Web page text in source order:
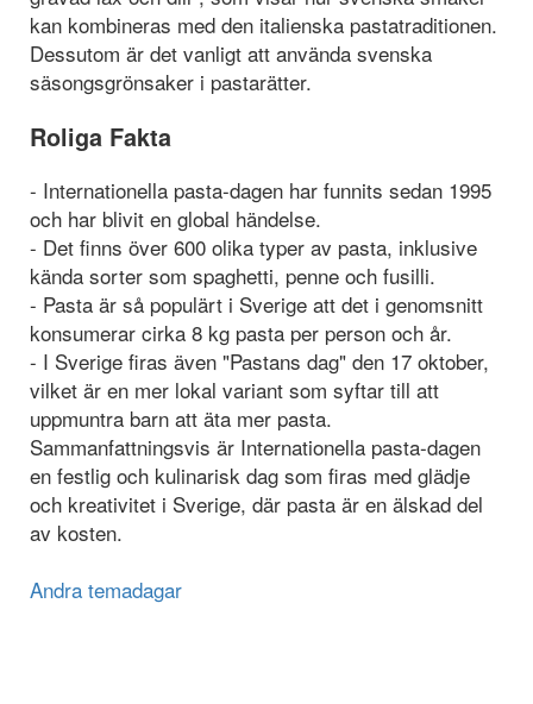
kan kombineras med den italienska pastatraditionen.
Dessutom är det vanligt att använda svenska
säsongsgrönsaker i pastarätter.
Roliga Fakta
- Internationella pasta-dagen har funnits sedan 1995
och har blivit en global händelse.
- Det finns över 600 olika typer av pasta, inklusive
kända sorter som spaghetti, penne och fusilli.
- Pasta är så populärt i Sverige att det i genomsnitt
konsumerar cirka 8 kg pasta per person och år.
- I Sverige firas även "Pastans dag" den 17 oktober,
vilket är en mer lokal variant som syftar till att
uppmuntra barn att äta mer pasta.
Sammanfattningsvis är Internationella pasta-dagen
en festlig och kulinarisk dag som firas med glädje
och kreativitet i Sverige, där pasta är en älskad del
av kosten.
Andra temadagar